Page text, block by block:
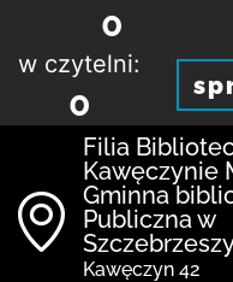
0
w czytelni:
0
Filia
Kawęczynie
Gminna
Publiczna w
Kawęczyn 42